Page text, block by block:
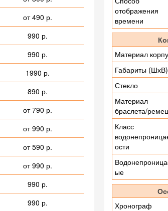
от 490 р.
990 р.
990 р.
1990 р.
890 р.
от 790 р.
от 990 р.
от 590 р.
от 990 р.
990 р.
990 р.
отображения
времени
Материал
Габариты (ШхВ)
Стекло
Материал
браслета/
Класс
ости
ые
Хронограф